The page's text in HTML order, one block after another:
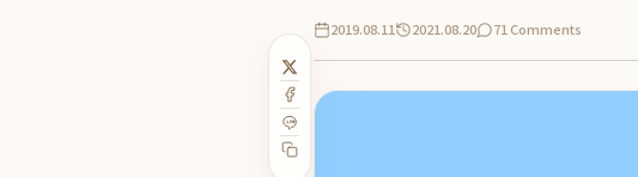
2019.08.11 2021.08.20 71 Comments